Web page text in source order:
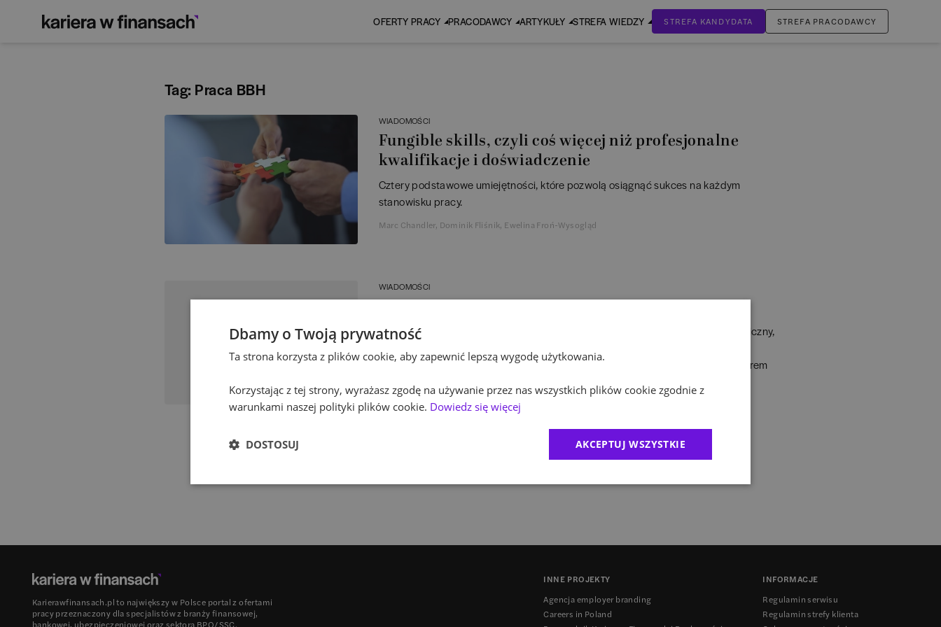
OFERTY PRACY PRACODAWCY ARTYKUŁY STREFA WIEDZY STREFA KANDYDATA STREFA PRACODAWCY
Tag: Praca BBH
WIADOMOŚCI
Fungible skills, czyli coś więcej niż profesjonalne
kwalifikacje i doświadczenie
Cztery podstawowe umiejętności, które pozwolą osiągnąć sukces na każdym
stanowisku pracy.
Marc Chandler, Dominik Fliśnik, Ewelina Froń-Wysogląd
WIADOMOŚCI
Jak zainteresować utalentowanych?
Jeden z najbardziej uznanych uniwersytetów w Krakowie, Uniwersytet Ekonomiczny,
restrukturyzacji wobec współczesnych przemian gospodarczych", której partnerem
BBH
Karierawfinansach.pl to największy w Polsce portal z ofertami
pracy przeznaczony dla specjalistów z branży finansowej,
bankowej, ubezpieczeniowej oraz sektora BPO/SSC.
INNE PROJEKTY
Agencja employer branding
Careers in Poland
INFORMACJE
Regulamin serwisu
Regulamin strefy klienta
Dbamy o Twoją prywatność
Ta strona korzysta z plików cookie, aby zapewnić lepszą wygodę użytkowania.
Korzystając z tej strony, wyrażasz zgodę na używanie przez nas wszystkich plików cookie zgodnie z
warunkami naszej polityki plików cookie. Dowiedz się więcej
AKCEPTUJ WSZYSTKIE
DOSTOSUJ